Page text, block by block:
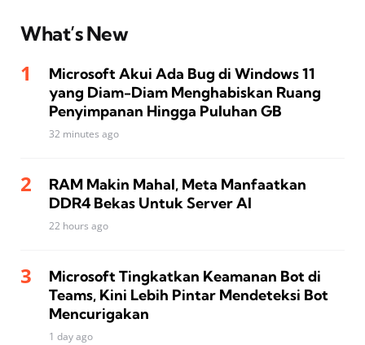
What’s New
Microsoft Akui Ada Bug di Windows 11
yang Diam-Diam Menghabiskan Ruang
Penyimpanan Hingga Puluhan GB
32 minutes ago
RAM Makin Mahal, Meta Manfaatkan
DDR4 Bekas Untuk Server AI
22 hours ago
Microsoft Tingkatkan Keamanan Bot di
Teams, Kini Lebih Pintar Mendeteksi Bot
Mencurigakan
1 day ago